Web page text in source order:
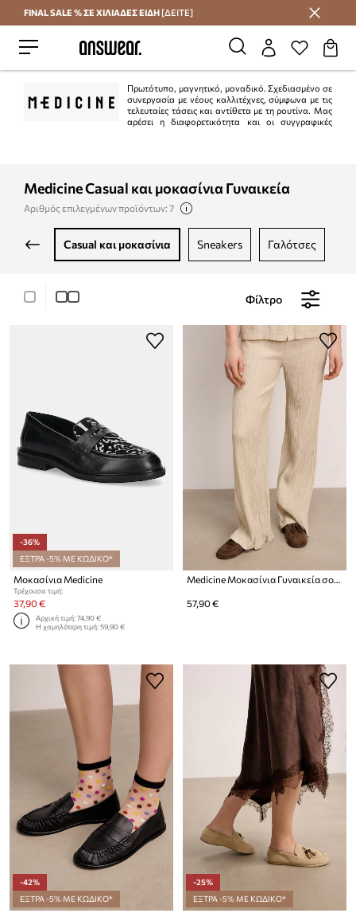
Εξοικονομήστε με το Answear Club
FINAL SALE % ΣΕ ΧΙΛΙΑΔΕΣ ΕΙΔΗ [ΔΕΙΤΕ]
Πρωτότυπο, μαγνητικό, μοναδικό. Σχεδιασμένο σε
συνεργασία με νέους καλλιτέχνες, σύμφωνα με τις
τελευταίες τάσεις και αντίθετα με τη ρουτίνα. Μας
αρέσει η διαφορετικότητα και οι συγγραφικές
Medicine Casual και μοκασίνια Γυναικεία
Αριθμός επιλεγμένων προϊόντων: 7
casual και μοκασίνια sneakers γαλότσες
Φίλτρο
-36%
ΕΞΤΡΑ -5% ΜΕ ΚΩΔΙΚΟ*
Μοκασίνια Medicine
Τρέχουσα τιμή:
37,90 €
Αρχική τιμή:74,90 €
Η χαμηλότερη τιμή:59,90 €
Medicine Μοκασίνια Γυναικεία σουέτ
57,90 €
-42%
ΕΞΤΡΑ -5% ΜΕ ΚΩΔΙΚΟ*
-25%
ΕΞΤΡΑ -5% ΜΕ ΚΩΔΙΚΟ*